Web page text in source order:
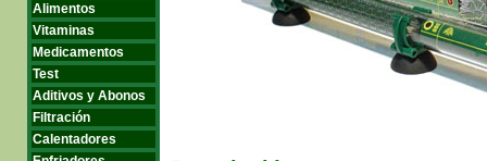
Alimentos
Vitaminas
Medicamentos
Test
Aditivos y Abonos
Filtración
Calentadores